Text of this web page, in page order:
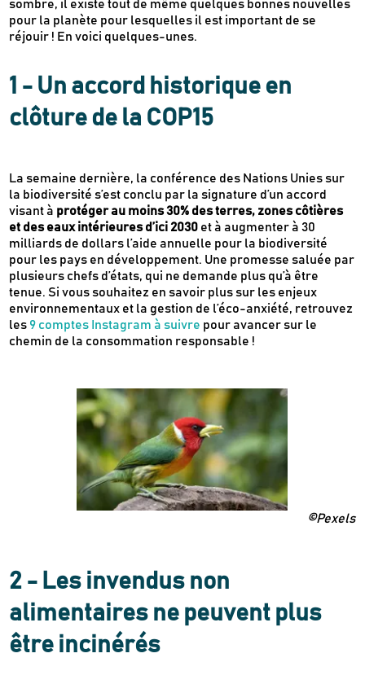
sombre, il existe tout de même quelques bonnes nouvelles
pour la planète pour lesquelles il est important de se
réjouir ! En voici quelques-unes.
1 - Un accord historique en
clôture de la COP15
La semaine dernière, la conférence des Nations Unies sur
la biodiversité s’est conclu par la signature d’un accord
visant à protéger au moins 30% des terres, zones côtières
et des eaux intérieures d’ici 2030 et à augmenter à 30
milliards de dollars l’aide annuelle pour la biodiversité
pour les pays en développement. Une promesse saluée par
plusieurs chefs d’états, qui ne demande plus qu’à être
tenue. Si vous souhaitez en savoir plus sur les enjeux
environnementaux et la gestion de l’éco-anxiété, retrouvez
les 9 comptes Instagram à suivre pour avancer sur le
chemin de la consommation responsable !
©Pexels
2 - Les invendus non
alimentaires ne peuvent plus
être incinérés